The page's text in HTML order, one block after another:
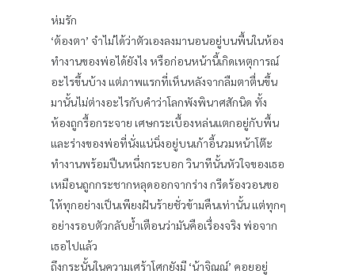
ห่มรัก
‘ต้องตา’ จำไม่ได้ว่าตัวเองลงมานอนอยู่บนพื้นในห้อง
ทำงานของพ่อได้ยังไง หรือก่อนหน้านี้เกิดเหตุการณ์
อะไรขึ้นบ้าง แต่ภาพแรกที่เห็นหลังจากลืมตาตื่นขึ้น
มานั้นไม่ต่างอะไรกับคำว่าโลกพังพินาศสักนิด ทั้ง
ห้องถูกรื้อกระจาย เศษกระเบื้องหล่นแตกอยู่กับพื้น
และร่างของพ่อที่นั่งแน่นิ่งอยู่บนเก้าอี้นวมหน้าโต๊ะ
ทำงานพร้อมปืนหนึ่งกระบอก วินาทีนั้นหัวใจของเธอ
เหมือนถูกกระชากหลุดออกจากร่าง กรีดร้องวอนขอ
ให้ทุกอย่างเป็นเพียงฝันร้ายชั่วข้ามคืนเท่านั้น แต่ทุกๆ
อย่างรอบตัวกลับย้ำเตือนว่ามันคือเรื่องจริง พ่อจาก
เธอไปแล้ว
ถึงกระนั้นในความเศร้าโศกยังมี ‘น้าจิณณ์’ คอยอยู่